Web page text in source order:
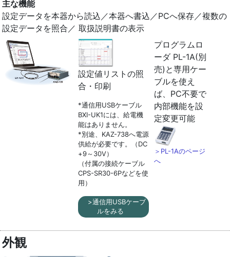
主な機能
設定データを本器から読込／本器へ書込／PCへ保存／複数の
設定データを照合／ 取扱説明書の表示
設定値リストの照
合・印刷
*通信用USBケーブル
BXI-UK1には、給電機
能はありません。
*別途、KAZ-738へ電源
供給が必要です。（DC
+9～30V）
（付属の接続ケーブル
CPS-SR30-6Pなどを使
用）
>通信用USBケーブ
ルをみる
プログラムロ
ーダ PL-1A(別
売)と専用ケー
ブルを使え
ば、PC不要で
内部機能を設
定変更可能
＞PL-1Aのページ
へ
外観